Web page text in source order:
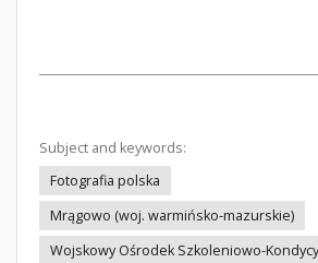
Subject and keywords:
Fotografia polska
Mrągowo (woj. warmińsko-mazurskie)
Wojskowy Ośrodek Szkoleniowo-